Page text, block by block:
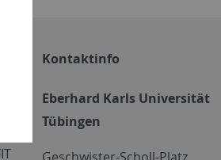
Kontaktinfo
Eberhard Karls Universität
Tübingen